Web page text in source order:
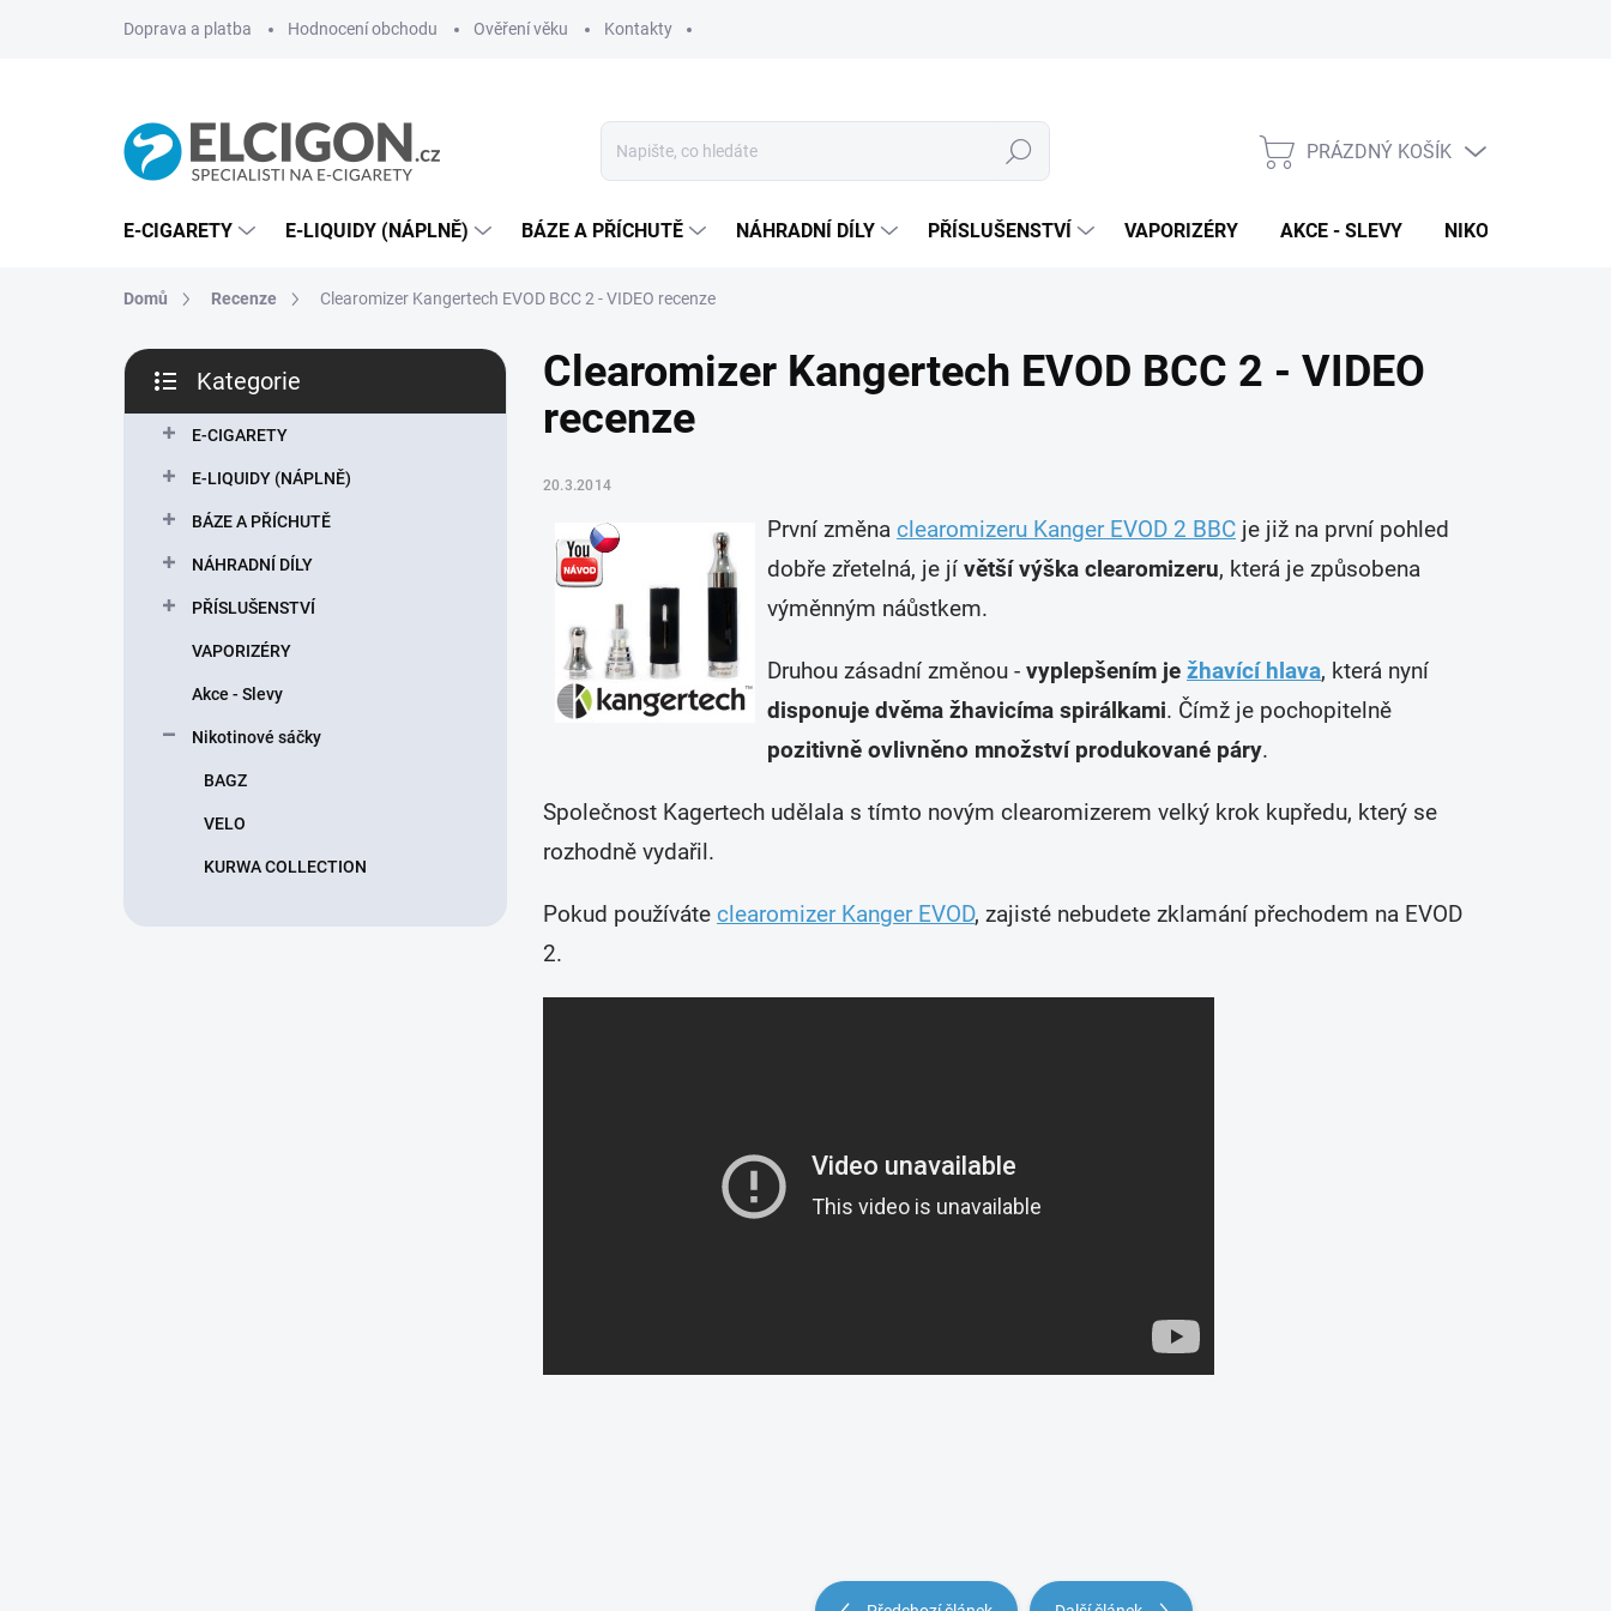
Doprava a platba Hodnocení obchodu Ověření věku Kontakty
Hledat
NÁKUPNÍ
PRÁZDNÝ KOŠÍK
E-CIGARETY E-LIQUIDY (NÁPLNĚ) BÁZE A PŘÍCHUTĚ NÁHRADNÍ DÍLY PŘÍSLUŠENSTVÍ VAPORIZÉRY AKCE - SLEVY NIKOTINOVÉ
Domů Recenze Clearomizer Kangertech EVOD BCC 2 - VIDEO recenze
P
s
kategorie
Kategorie
E-CIGARETY
E-LIQUIDY (NÁPLNĚ)
BÁZE A PŘÍCHUTĚ
NÁHRADNÍ DÍLY
PŘÍSLUŠENSTVÍ
VAPORIZÉRY
Akce - Slevy
Nikotinové sáčky
BAGZ
VELO
KURWA COLLECTION
Clearomizer Kangertech EVOD BCC 2 - VIDEO
recenze
20.3.2014
První změna clearomizeru Kanger EVOD 2 BBC je již na první pohled
dobře zřetelná, je jí větší výška clearomizeru, která je způsobena
výměnným náůstkem.
Druhou zásadní změnou - vyplepšením je žhavící hlava, která nyní
disponuje dvěma žhavicíma spirálkami. Čímž je pochopitelně
pozitivně ovlivněno množství produkované páry.
Společnost Kagertech udělala s tímto novým clearomizerem velký krok kupředu, který se
rozhodně vydařil.
Pokud používáte clearomizer Kanger EVOD, zajisté nebudete zklamání přechodem na EVOD
2.